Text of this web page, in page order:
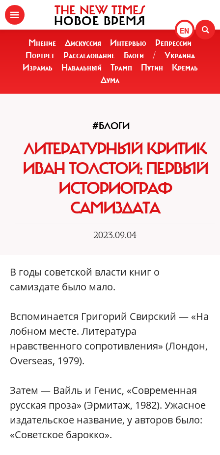
EN
THE NEW TIMES
НОВОЕ ВРЕМЯ
Мнение Дискуссия Интервью
Репрессии
Портрет
Расследование Блоги /
Украина
Израиль
Навальный Трамп Путин
Кремль
Дума
#БЛОГИ
ЛИТЕРАТУРНЫЙ КРИТИК
ИВАН ТОЛСТОЙ: ПЕРВЫЙ
ИСТОРИОГРАФ
САМИЗДАТА
2023.09.04
В годы советской власти книг о
самиздате было мало.
Вспоминается Григорий Свирский — «На
лобном месте. Литература
нравственного сопротивления» (Лондон,
Overseas, 1979).
Затем — Вайль и Генис, «Современная
русская проза» (Эрмитаж, 1982). Ужасное
издательское название, у авторов было:
«Советское барокко».